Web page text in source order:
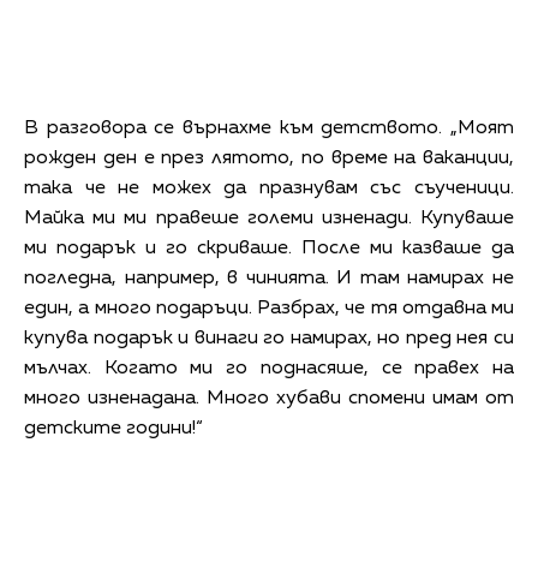
В разговора се върнахме към детството. „Моят
рожден ден е през лятото, по време на ваканции,
така че не можех да празнувам със съученици.
Майка ми ми правеше големи изненади. Купуваше
ми подарък и го скриваше. После ми казваше да
погледна, например, в чинията. И там намирах не
един, а много подаръци. Разбрах, че тя отдавна ми
купува подарък и винаги го намирах, но пред нея си
мълчах. Когато ми го поднасяше, се правех на
много изненадана. Много хубави спомени имам от
детските години!“